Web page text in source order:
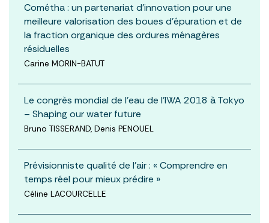
Cométha : un partenariat d’innovation pour une
meilleure valorisation des boues d’épuration et de
la fraction organique des ordures ménagères
résiduelles
Carine MORIN-BATUT
Le congrès mondial de l’eau de l’IWA 2018 à Tokyo
– Shaping our water future
Bruno TISSERAND, Denis PENOUEL
Prévisionniste qualité de l'air : « Comprendre en
temps réel pour mieux prédire »
Céline LACOURCELLE